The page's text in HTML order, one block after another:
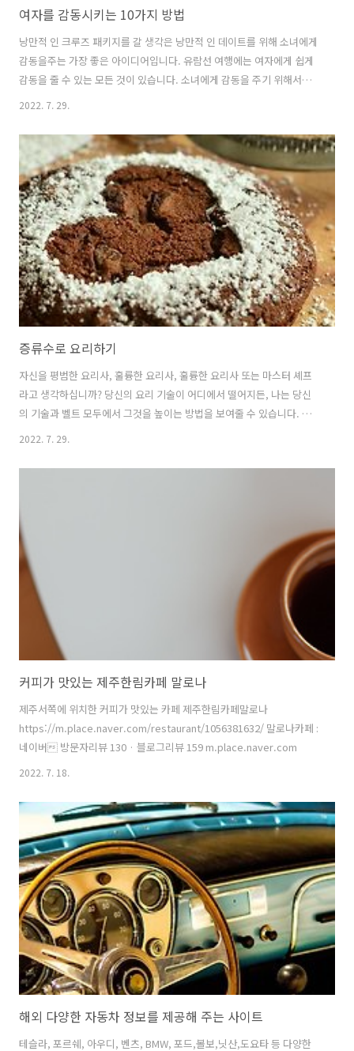
여자를 감동시키는 10가지 방법
낭만적 인 크루즈 패키지를 갈 생각은 낭만적 인 데이트를 위해 소녀에게
감동을주는 가장 좋은 아이디어입니다. 유람선 여행에는 여자에게 쉽게
감동을 줄 수 있는 모든 것이 있습니다. 소녀에게 감동을 주기 위해서는
한다는 생각만으로도 소녀는 기쁨에 뛸 수 있습니다. 그녀에게 크루즈 날
짜는 완전히 새로운 아이디어가 될 것이기 때문입니다. 그는 유람선에 탑
승하는 날을 초조하게 기다리고 있을 것입니다. 유람선 여행은 며칠에서
몇 주까지 지속되며 이것은 소녀가 그 남자와 더 가까워질 수 있는 충분
한 시간을 줍니다. 다양한 레크리에이션 및 엔터테인먼트 시설은 소녀를
바쁘게 만들고 ..
2022. 7. 29.
증류수로 요리하기
자신을 평범한 요리사, 훌륭한 요리사, 훌륭한 요리사 또는 마스터 셰프
라고 생각하십니까? 당신의 요리 기술이 어디에서 떨어지든, 나는 당신
의 기술과 벨트 모두에서 그것을 높이는 방법을 보여줄 수 있습니다. 그
렇다면 증류의 위대한 비밀은 무엇일까요? 음, 요리 준비에 증류수를 사
물을 사용하는 경우 더욱 그렇습니다. 수돗물로 요리 및 베이킹 아래에
이 들어와 그릇에 알 수 없는 재료를 추가하기 시작합니다. 각 재료에 해
골과 이미지가 선명하게 표시되어 있는 것을 보셨을 것입니다. 어떤 생각
을 하고 어떤 반..
2022. 7. 29.
커피가 맛있는 제주한림카페 말로나
제주서쪽에 위치한 커피가 맛있는 카페 제주한림카페말로나
https://m.place.naver.com/restaurant/1056381632/ 말로나카페 :
네이버 방문자리뷰 130 · 블로그리뷰 159 m.place.naver.com
2022. 7. 18.
해외 다양한 자동차 정보를 제공해 주는 사이트
테슬라, 포르쉐, 아우디, 벤츠, BMW, 포드,볼보,닛산,도요타 등 다양한